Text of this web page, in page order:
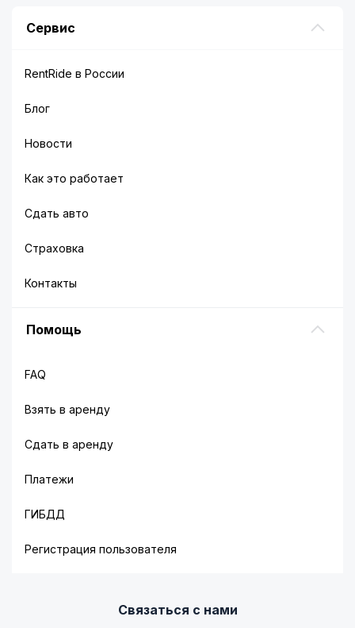
Сервис
RentRide в России
Блог
Новости
Как это работает
Сдать авто
Страховка
Контакты
Помощь
FAQ
Взять в аренду
Сдать в аренду
Платежи
ГИБДД
Регистрация пользователя
Связаться с нами